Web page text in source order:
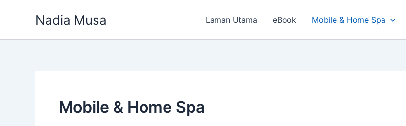
Nadia Musa Laman Utama eBook Mobile & Home Spa
Mobile & Home Spa